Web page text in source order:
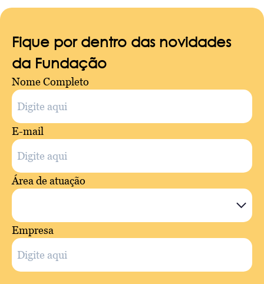
Fique por dentro das novidades
da Fundação
Nome Completo
E-mail
Área de atuação
Empresa